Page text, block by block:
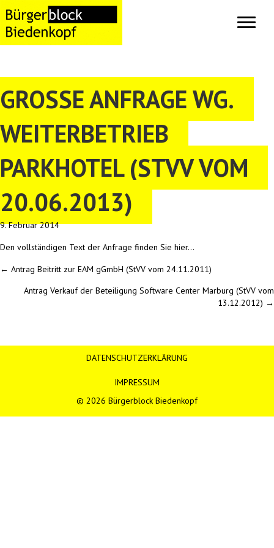
GROSSE ANFRAGE WG. W
EITERBETRIEB P
ARKHOTEL (STVV VOM 2
0.06.2013)
9. Februar 2014
Den vollständigen Text der Anfrage finden Sie hier…
Posts
navigation
← Antrag Beitritt zur EAM gGmbH (StVV vom 24.11.2011)
Antrag Verkauf der Beteiligung Software Center Marburg (StVV vom
13.12.2012) →
© 2026 Bürgerblock Biedenkopf
DATENSCHUTZERKLÄRUNG
IMPRESSUM